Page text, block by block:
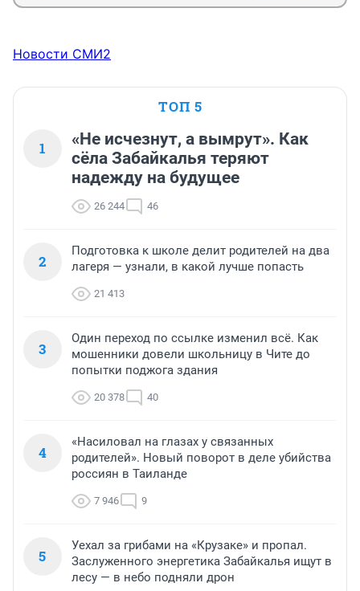
Новости СМИ2
ТОП 5
1
«Не исчезнут, а вымрут». Как
сёла Забайкалья теряют
надежду на будущее
26 244 46
2
Подготовка к школе делит родителей на два
лагеря — узнали, в какой лучше попасть
21 413
3
Один переход по ссылке изменил всё. Как
мошенники довели школьницу в Чите до
попытки поджога здания
20 378 40
4
«Насиловал на глазах у связанных
родителей». Новый поворот в деле убийства
россиян в Таиланде
7 946 9
5
Уехал за грибами на «Крузаке» и пропал.
Заслуженного энергетика Забайкалья ищут в
лесу — в небо подняли дрон